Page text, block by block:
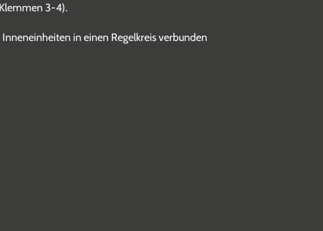
3-4).
in einen Regelkreis verbunden